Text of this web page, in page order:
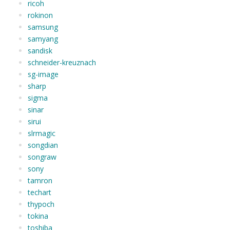
ricoh
rokinon
samsung
samyang
sandisk
schneider-kreuznach
sg-image
sharp
sigma
sinar
sirui
slrmagic
songdian
songraw
sony
tamron
techart
thypoch
tokina
toshiba